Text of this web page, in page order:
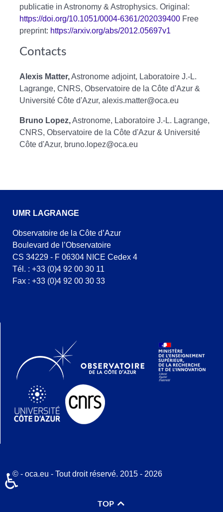
publicatie in Astronomy & Astrophysics. Original:
https://doi.org/10.1051/0004-6361/202039400 Free
preprint: https://arxiv.org/abs/2012.05697v1
Contacts
Alexis Matter,Astronome adjoint, Laboratoire J.-L.
Lagrange, CNRS, Observatoire de la Côte d'Azur &
Université Côte d'Azur, alexis.matter@oca.eu
Bruno Lopez,Astronome, Laboratoire J.-L. Lagrange,
CNRS, Observatoire de la Côte d'Azur & Université
Côte d'Azur, bruno.lopez@oca.eu
UMR LAGRANGE
Observatoire de la Côte d’Azur
Boulevard de l’Observatoire
CS 34229 - F 06304 NICE Cedex 4
Tél. : +33 (0)4 92 00 30 11
Fax : +33 (0)4 92 00 30 33
© - oca.eu - Tout droit réservé. 2015 - 2026
TOP